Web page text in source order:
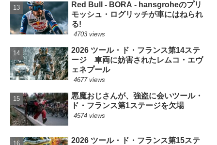
Red Bull - BORA - hansgroheのプリ
モッシュ・ログリッチが車にはねられ
る!
4703 views
2026 ツール・ド・フランス第14ステ
ージ 車両に妨害されたレムコ・エヴ
ェネプール
4677 views
悪魔おじさんが、強盗に会いツール・
ド・フランス第1ステージを欠場
4574 views
2026 ツール・ド・フランス第15ステ